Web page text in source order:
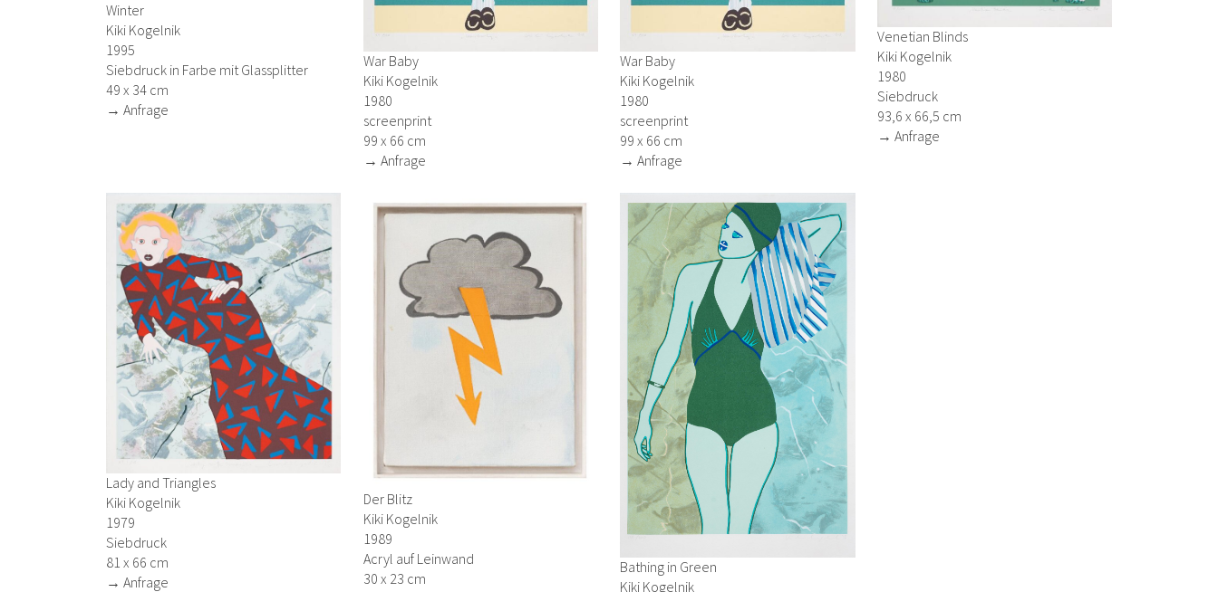
Winter
Kiki Kogelnik
1995
Siebdruck in Farbe mit Glassplitter
49 x 34 cm
→ Anfrage
War Baby
Kiki Kogelnik
1980
screenprint
99 x 66 cm
→ Anfrage
War Baby
Kiki Kogelnik
1980
screenprint
99 x 66 cm
→ Anfrage
Venetian Blinds
Kiki Kogelnik
1980
Siebdruck
93,6 x 66,5 cm
→ Anfrage
Lady and Triangles
Kiki Kogelnik
1979
Siebdruck
81 x 66 cm
→ Anfrage
Der Blitz
Kiki Kogelnik
1989
Acryl auf Leinwand
30 x 23 cm
Bathing in Green
Kiki Kogelnik